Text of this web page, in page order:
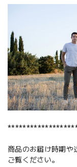
商品のお届け時期や
ご覧ください。